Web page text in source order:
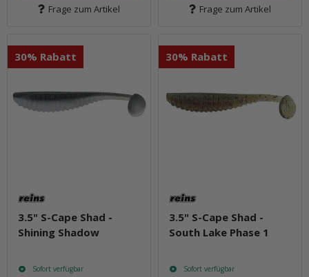
Frage zum Artikel Frage zum Artikel
30% Rabatt
3.5" S-Cape Shad -
Shining Shadow
Sofort verfügbar
30% Rabatt
3.5" S-Cape Shad -
South Lake Phase 1
Sofort verfügbar